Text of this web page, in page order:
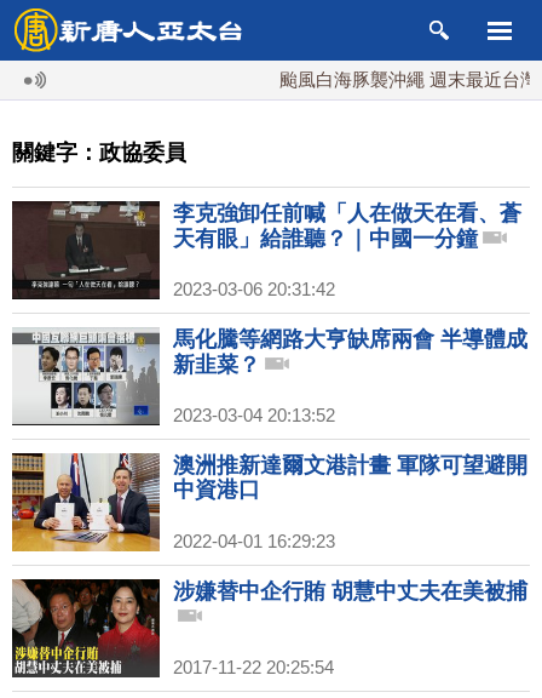
颱風白海豚襲沖繩 週末最近台灣
關鍵字：政協委員
李克強卸任前喊「人在做天在看、蒼
天有眼」給誰聽？｜中國一分鐘
2023-03-06 20:31:42
馬化騰等網路大亨缺席兩會 半導體成
新韭菜？
2023-03-04 20:13:52
澳洲推新達爾文港計畫 軍隊可望避開
中資港口
2022-04-01 16:29:23
涉嫌替中企行賄 胡慧中丈夫在美被捕
2017-11-22 20:25:54